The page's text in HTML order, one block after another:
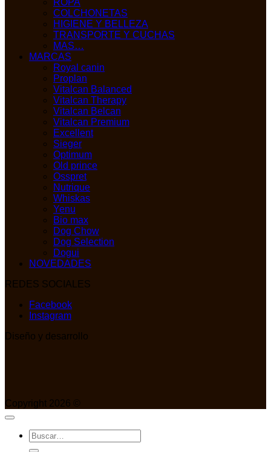
COLCHONETAS
HIGIENE Y BELLEZA
TRANSPORTE Y CUCHAS
MAS…
MARCAS
Royal canin
Proplan
Vitalcan Balanced
Vitalcan Therapy
Vitalcan Belcan
Vitalcan Premium
Excellent
Sieger
Optimum
Old prince
Osspret
Nutrique
Whiskas
Yenu
Bio max
Dog Chow
Dog Selection
Dogui
NOVEDADES
REDES SOCIALES
Facebook
Instagram
Diseño y desarrollo
Copyright 2026 ©
Buscar
por: